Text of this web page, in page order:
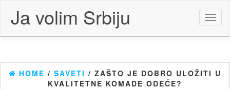
content
Ja volim Srbiju
HOME / SAVETI / ZAŠTO JE DOBRO ULOŽITI U
KVALITETNE KOMADE ODEĆE?